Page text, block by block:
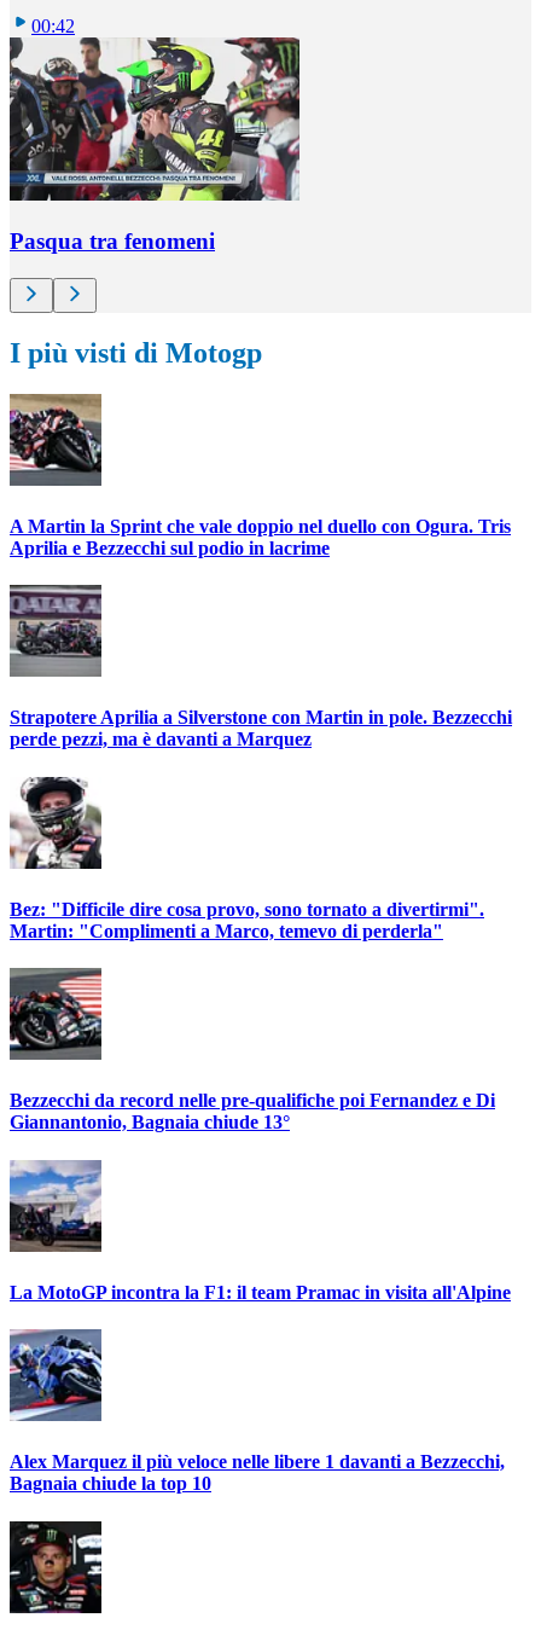
00:42
Pasqua tra fenomeni
I più visti di Motogp
A Martin la Sprint che vale doppio nel duello con Ogura. Tris
Aprilia e Bezzecchi sul podio in lacrime
Strapotere Aprilia a Silverstone con Martin in pole. Bezzecchi
perde pezzi, ma è davanti a Marquez
Bez: "Difficile dire cosa provo, sono tornato a divertirmi".
Martin: "Complimenti a Marco, temevo di perderla"
Bezzecchi da record nelle pre-qualifiche poi Fernandez e Di
Giannantonio, Bagnaia chiude 13°
La MotoGP incontra la F1: il team Pramac in visita all'Alpine
Alex Marquez il più veloce nelle libere 1 davanti a Bezzecchi,
Bagnaia chiude la top 10